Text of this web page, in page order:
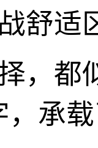
舒适
，都
，承